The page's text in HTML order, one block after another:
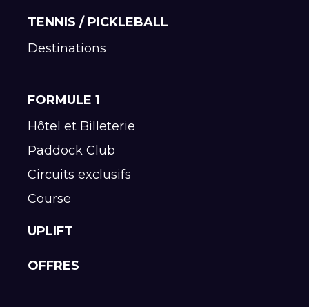
TENNIS / PICKLEBALL
Destinations
FORMULE 1
Hôtel et Billeterie
Paddock Club
Circuits exclusifs
Course
UPLIFT
OFFRES